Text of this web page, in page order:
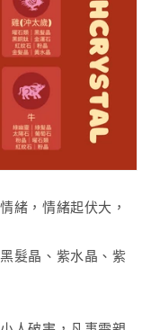
緒，情緒起伏大，
髮晶、紫水晶、紫